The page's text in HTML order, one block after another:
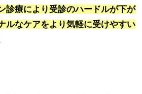
診療により受診のハードルが下が
ルなケアをより気軽に受けやすい